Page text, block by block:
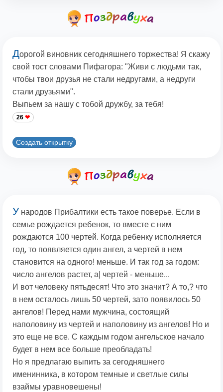
Дорогой виновник сегодняшнего торжества! Я скажу
свой тост словами Пифагора: "Живи с людьми так,
чтобы твои друзья не стали недругами, а недруги
стали друзьями".
Выпьем за нашу с тобой дружбу, за тебя!
26
Создать открытку
У народов Прибалтики есть такое поверье. Если в
семье рождается ребенок, то вместе с ним
рождаются 100 чертей. Когда ребенку исполняется
год, то появляется один ангел, а чертей в нем
становится на одного! меньше. И так год за годом:
число ангелов растет, а| чертей - меньше...
И вот человеку пятьдесят! Что это значит? А то,? что
в нем осталось лишь 50 чертей, зато появилось 50
ангелов! Перед нами мужчина, состоящий
наполовину из чертей и наполовину из ангелов! Но и
это еще не все. С каждым годом ангельское начало
будет в нем все больше преобладать!
Но я предлагаю выпить за сегодняшнего
именинника, в котором темные и светлые силы
взаймы уравновешены!